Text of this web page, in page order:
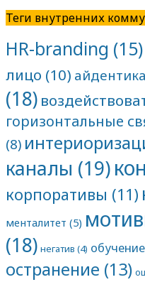
Теги внутренних
HR-branding (15)
лицо (10) айдентика
(18)
горизонтальные
(8)
каналы (19)
корпоративы (11)
менталитет (5)
(18) негатив (4) обучение
остранение (13)